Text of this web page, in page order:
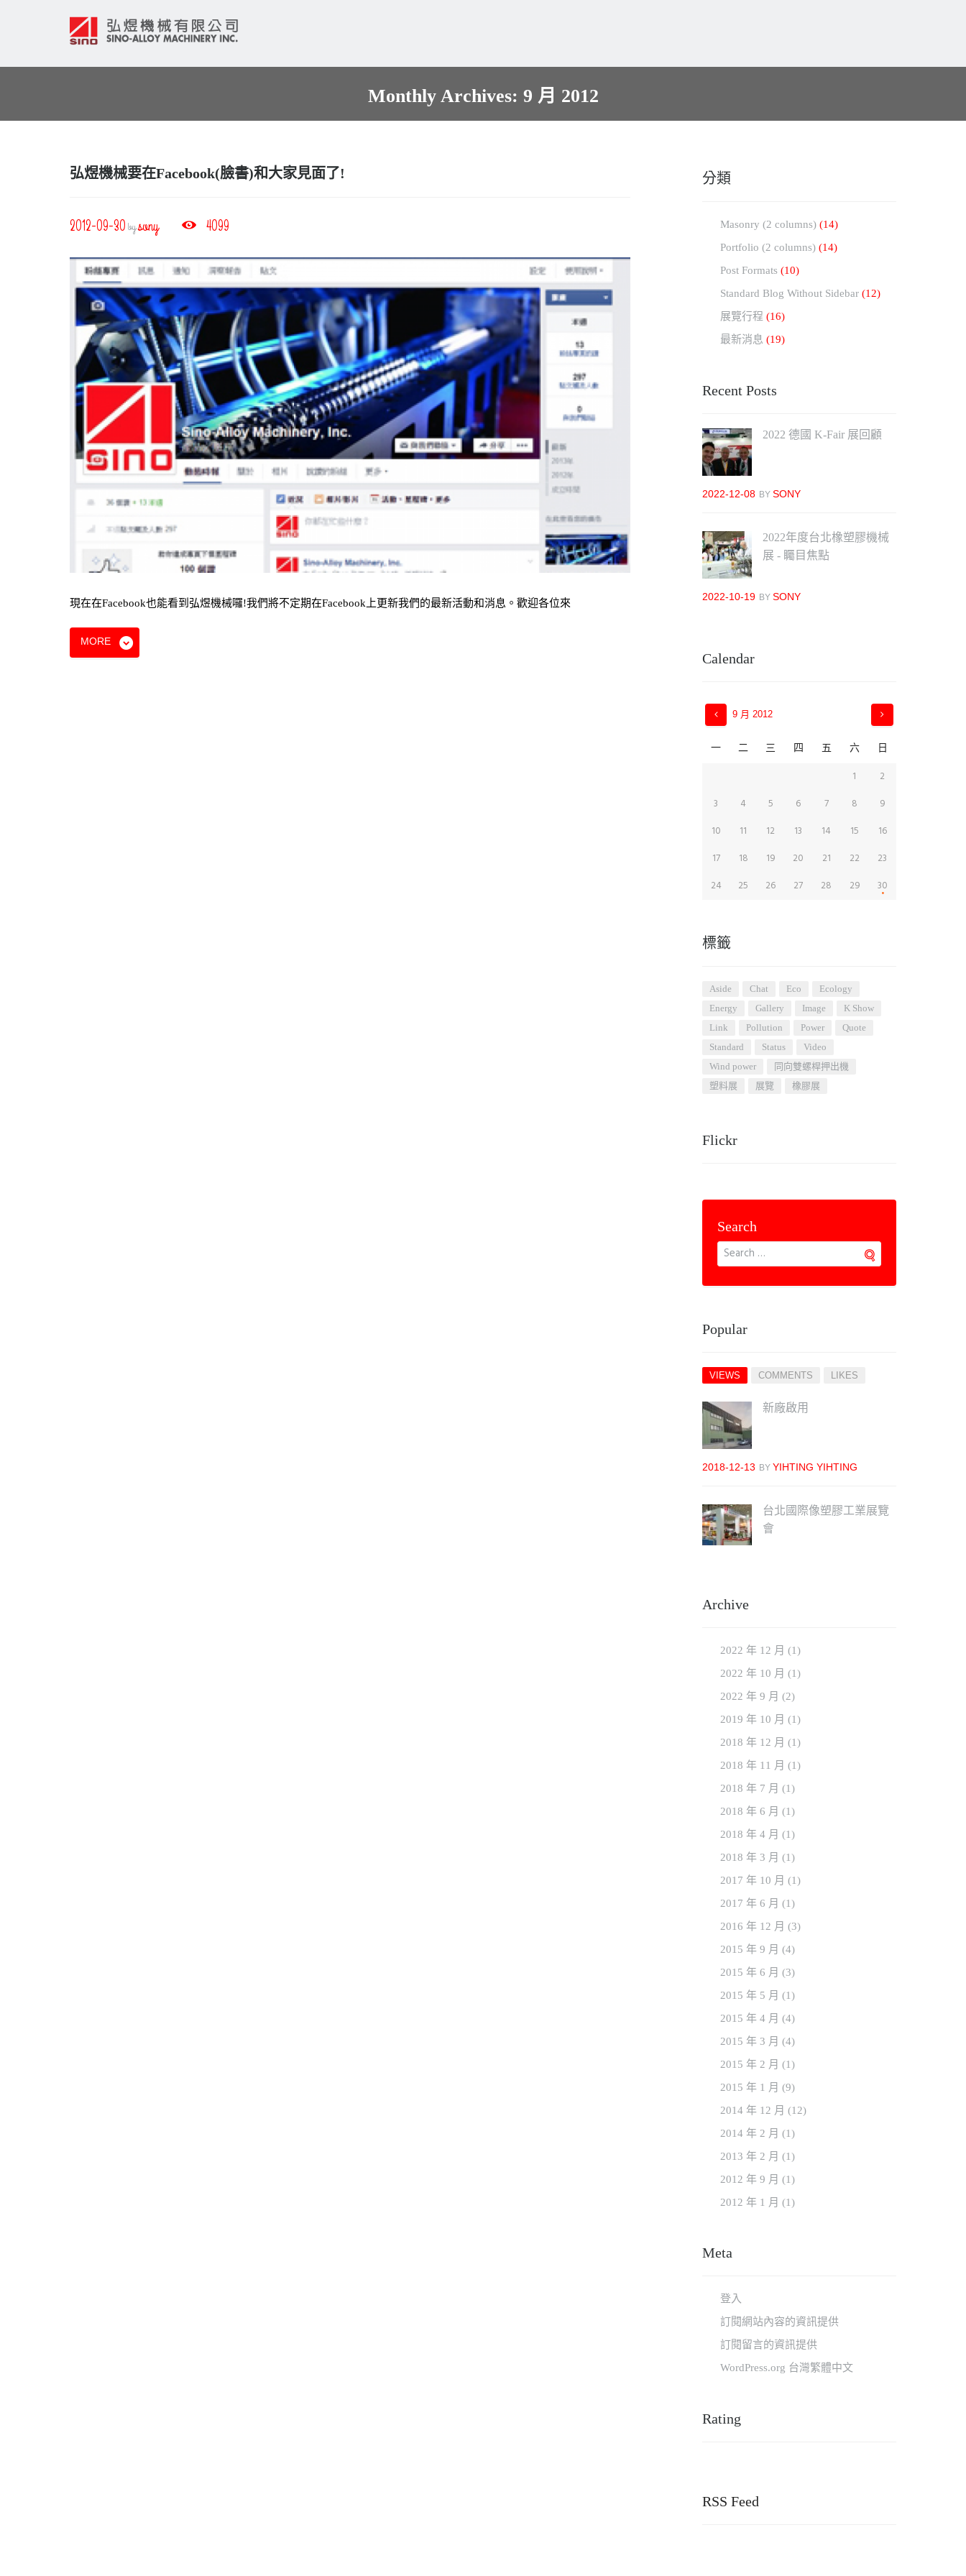
Monthly Archives: 9 月 2012
弘煜機械要在Facebook(臉書)和大家見面了!
2012-09-30 bysony 4099
現在在Facebook也能看到弘煜機械囉!我們將不定期在Facebook上更新我們的最新活動和消息。歡迎各位來
MORE
分類
Masonry (2 columns) (14)
Portfolio (2 columns) (14)
Post Formats (10)
Standard Blog Without Sidebar (12)
展覽行程 (16)
最新消息 (19)
Recent Posts
2022 德國 K-Fair 展回顧
2022-12-08 BY SONY
2022年度台北橡塑膠機械
展 - 矚目焦點
2022-10-19 BY SONY
Calendar
9 月 2012
一 二 三 四 五 六 日
1
2
3
4 5 6 7 8
9
10
11 12 13 14 15
16
17
18 19 20 21 22
23
24
25 26 27 28 29 30
標籤
aside chat eco
ecology
energy
gallery image
K Show
link
pollution power
quote
standard
status
video
wind power
同向雙螺桿押出機
塑料展
展覽 橡膠展
Flickr
Search
Popular
VIEWS COMMENTS LIKES
新廠啟用
2018-12-13 BY YIHTING YIHTING
台北國際像塑膠工業展覽
會
Archive
2022 年 12 月 (1)
2022 年 10 月 (1)
2022 年 9 月 (2)
2019 年 10 月 (1)
2018 年 12 月 (1)
2018 年 11 月 (1)
2018 年 7 月 (1)
2018 年 6 月 (1)
2018 年 4 月 (1)
2018 年 3 月 (1)
2017 年 10 月 (1)
2017 年 6 月 (1)
2016 年 12 月 (3)
2015 年 9 月 (4)
2015 年 6 月 (3)
2015 年 5 月 (1)
2015 年 4 月 (4)
2015 年 3 月 (4)
2015 年 2 月 (1)
2015 年 1 月 (9)
2014 年 12 月 (12)
2014 年 2 月 (1)
2013 年 2 月 (1)
2012 年 9 月 (1)
2012 年 1 月 (1)
Meta
登入
訂閱網站內容的資訊提供
訂閱留言的資訊提供
WordPress.org 台灣繁體中文
Rating
RSS Feed